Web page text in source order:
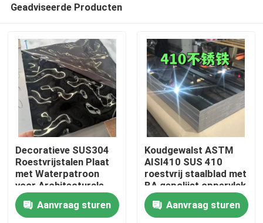
Huis
Geadviseerde Producten
Decoratieve SUS304
Roestvrijstalen Plaat
met Waterpatroon
voor Architecturale
Buitenruimtes
Aanvraag sturen
Koudgewalst ASTM
AISI410 SUS 410
roestvrij staalblad met
BA gepolijst oppervlak
0,8 * 1220 * 2440
Aanvraag sturen